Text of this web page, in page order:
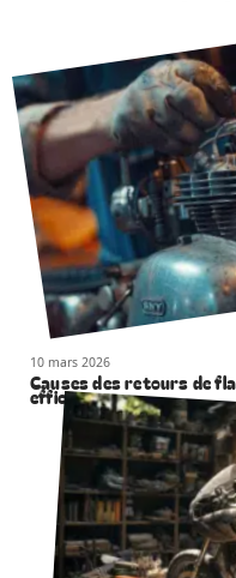
10 mars 2026
Causes des retours de
efficaces